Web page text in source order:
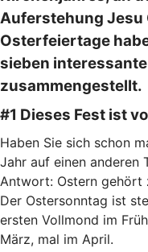
Auferstehung Jesu
Osterfeiertage
sieben
zusammengestellt.
#1 Dieses Fest ist
Haben Sie sich schon
Jahr auf einen anderen
Antwort: Ostern gehört
Der Ostersonntag ist
ersten Vollmond im
März, mal im April.